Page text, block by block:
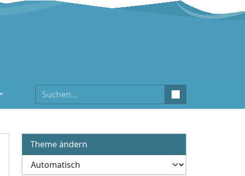
Suchen
Theme ändern